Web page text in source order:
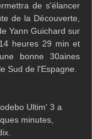
de s'élancer
de la Découverte,
Yann Guichard sur
heures 29 min et
bonne 30aines
Sud de l'Espagne.
Ultim' 3 a
minutes,